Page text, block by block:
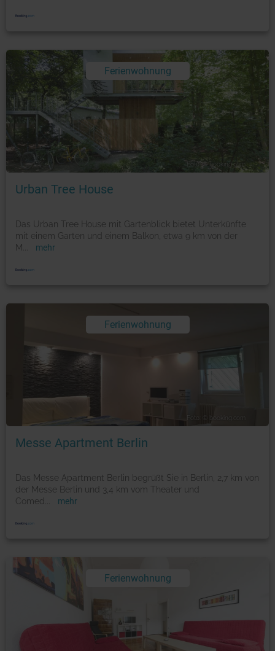
Ferienwohnung
Foto: © booking.com
Urban Tree House
Das Urban Tree House mit Gartenblick bietet Unterkünfte
mit einem Garten und einem Balkon, etwa 9 km von der
M
mehr
Ferienwohnung
Foto: © booking.com
Messe Apartment Berlin
Das Messe Apartment Berlin begrüßt Sie in Berlin, 2,7 km von
der Messe Berlin und 3,4 km vom Theater und
Comed
mehr
Ferienwohnung